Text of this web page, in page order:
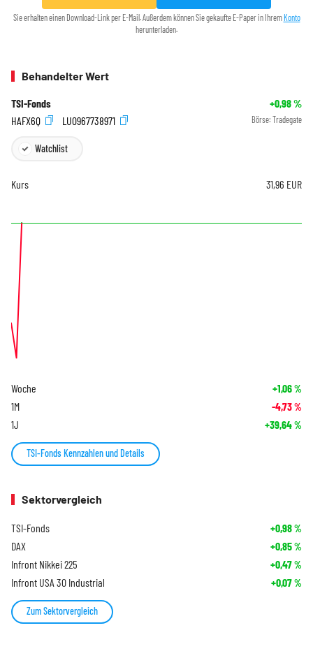
Sie erhalten einen Download-Link per E-Mail. Außerdem können Sie gekaufte E-Paper in IhremKonto
herunterladen.
Behandelter Wert
TSI-Fonds +0,98%
HAFX6Q
LU0967738971 Börse: Tradegate
Watchlist
Kurs 31,96 EUR
Woche +1,06%
1M -4,73%
1J +39,64%
TSI-Fonds Kennzahlen und Details
Sektorvergleich
TSI-Fonds +0,98%
DAX +0,85%
Infront Nikkei 225 +0,47%
Infront USA 30 Industrial +0,07%
Zum Sektorvergleich